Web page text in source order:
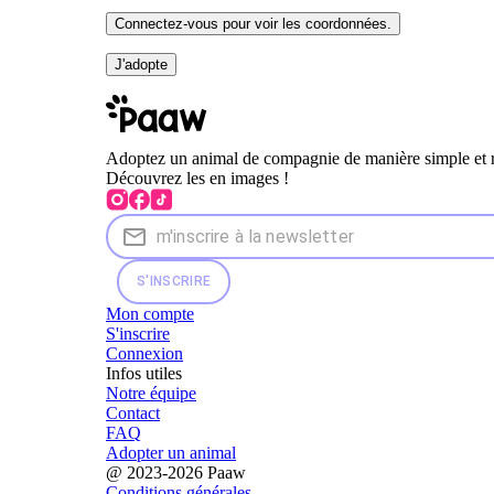
Connectez-vous pour voir les coordonnées.
J'adopte
Adoptez un animal de compagnie de manière simple et
Découvrez les en images !
S'INSCRIRE
Mon compte
S'inscrire
Connexion
Infos utiles
Notre équipe
Contact
FAQ
Adopter un animal
@ 2023-2026 Paaw